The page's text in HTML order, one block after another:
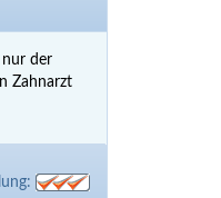
nur der
Zahnarzt